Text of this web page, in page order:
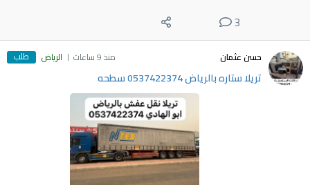
3
حسن عثمان منذ 9 ساعات الرياض طلب
تريلا ستاره بالرياض 0537422374 سطحه